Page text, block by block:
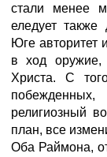
стали менее
еледует также
Юге авторитет
в ход оружие,
Христа. С
религиозный
план, все
Оба Раймона,